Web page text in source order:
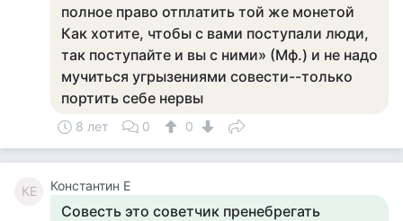
полное право отплатить той же монетой
Как хотите, чтобы с вами поступали люди,
так поступайте и вы с ними» (Мф.) и не надо
мучиться угрызениями совести--только
портить себе нервы
8 лет 0 0
КЕ Константин Е
Совесть это советчик пренебрегать